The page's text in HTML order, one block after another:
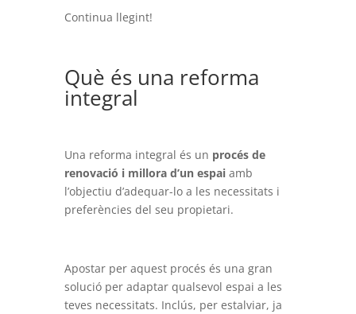
Continua llegint!
Què és una reforma
integral
Una reforma integral és un procés de
renovació i millora d’un espaiamb
l’objectiu d’adequar-lo a les necessitats i
preferències del seu propietari.
Apostar per aquest procés és una gran
solució per adaptar qualsevol espai a les
teves necessitats. Inclús, per estalviar, ja